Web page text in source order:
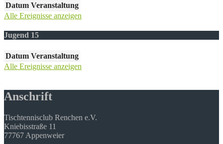
Datum Veranstaltung
Alle Ereignisse anzeigen
Jugend 15
Datum Veranstaltung
Alle Ereignisse anzeigen
Anschrift
Tischtennisclub Renchen e.V.
Kniebisstraße 11
77767 Appenweier